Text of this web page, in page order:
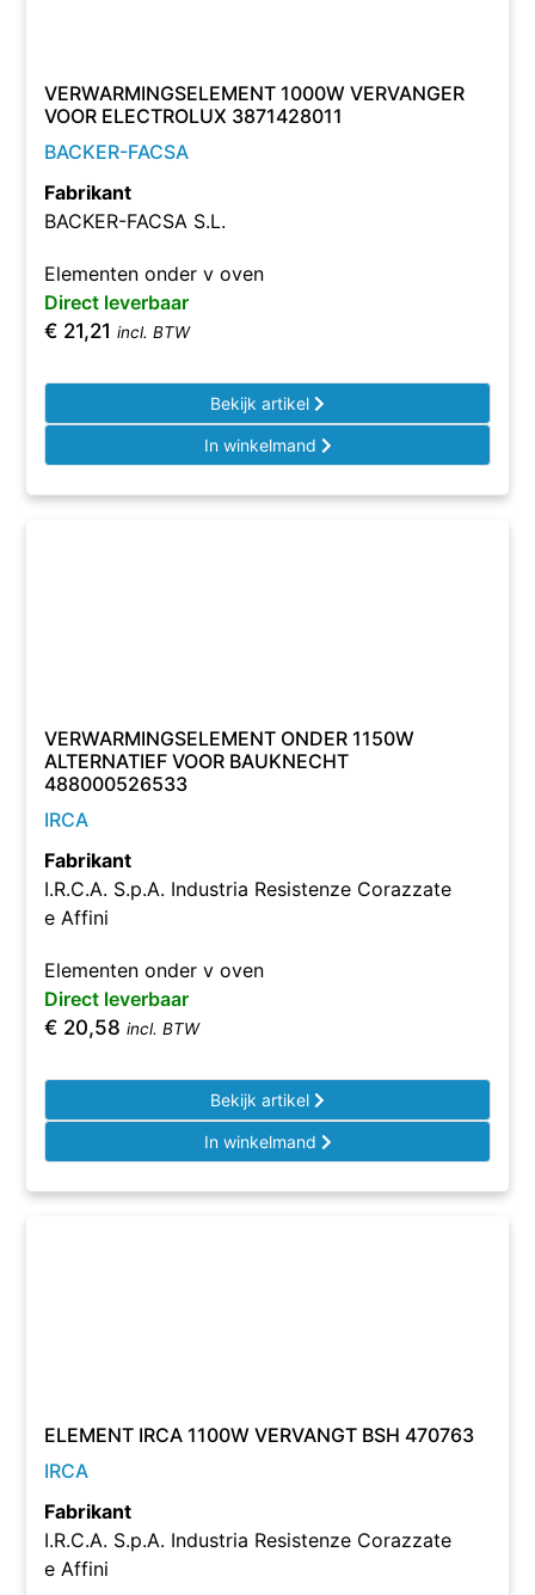
VERWARMINGSELEMENT 1000W VERVANGER
VOOR ELECTROLUX 3871428011
BACKER-FACSA
Fabrikant
BACKER-FACSA S.L.
Elementen onder v oven
Direct leverbaar
€ 21,21 incl. BTW
Bekijk artikel
In winkelmand
VERWARMINGSELEMENT ONDER 1150W
ALTERNATIEF VOOR BAUKNECHT
488000526533
IRCA
Fabrikant
I.R.C.A. S.p.A. Industria Resistenze Corazzate
e Affini
Elementen onder v oven
Direct leverbaar
€ 20,58 incl. BTW
Bekijk artikel
In winkelmand
ELEMENT IRCA 1100W VERVANGT BSH 470763
IRCA
Fabrikant
I.R.C.A. S.p.A. Industria Resistenze Corazzate
e Affini